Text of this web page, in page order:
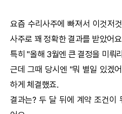
문의사항
요즘 수리사주에 빠져서 이것저
사주로 꽤 정확한 결과를 받았어
특히 "올해 3월엔 큰 결정을 미뤄
근데 그때 당시엔 "뭐 별일 있겠
하게 체결했죠.
결과는? 두 달 뒤에 계약 조건이